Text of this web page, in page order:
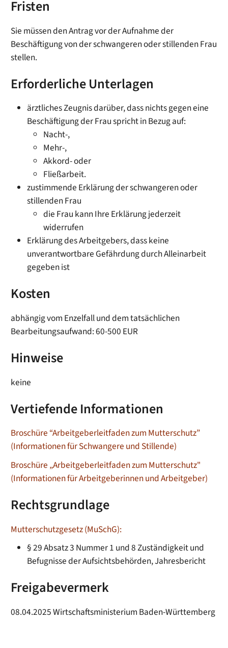
Fristen
Sie müssen den Antrag vor der Aufnahme der
Beschäftigung von der schwangeren oder stillenden Frau
stellen.
Erforderliche Unterlagen
ärztliches Zeugnis darüber, dass nichts gegen eine
Beschäftigung der Frau spricht in Bezug auf:
Nacht-,
Mehr-,
Akkord- oder
Fließarbeit.
zustimmende Erklärung der schwangeren oder
stillenden Frau
die Frau kann Ihre Erklärung jederzeit
widerrufen
Erklärung des Arbeitgebers, dass keine
unverantwortbare Gefährdung durch Alleinarbeit
gegeben ist
Kosten
abhängig vom Enzelfall und dem tatsächlichen
Bearbeitungsaufwand: 60-500 EUR
Hinweise
keine
Vertiefende Informationen
Broschüre “Arbeitgeberleitfaden zum Mutterschutz”
(Informationen für Schwangere und Stillende)
Broschüre „Arbeitgeberleitfaden zum Mutterschutz"
(Informationen für Arbeitgeberinnen und Arbeitgeber)
Rechtsgrundlage
Mutterschutzgesetz (MuSchG):
§ 29 Absatz 3 Nummer 1 und 8 Zuständigkeit und
Befugnisse der Aufsichtsbehörden, Jahresbericht
Freigabevermerk
08.04.2025 Wirtschaftsministerium Baden-Württemberg